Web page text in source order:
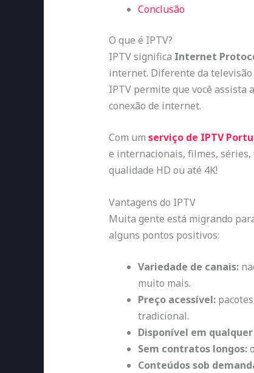
Conclusão
O que é IPTV?
IPTV significa Internet
internet. Diferente da televisão
IPTV permite que você assista
conexão de internet.
Com um serviço de IPTV
e internacionais, filmes,
qualidade HD ou até 4K!
Vantagens do IPTV
Muita gente está migrando
alguns pontos positivos:
Variedade de canais:
muito mais.
Preço acessível:
tradicional.
Disponível em
Sem contratos longos:
Conteúdos sob